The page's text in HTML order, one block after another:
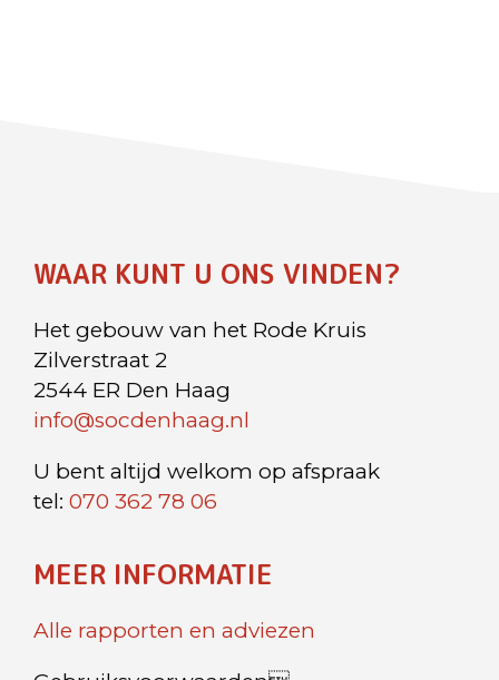
WAAR KUNT U ONS VINDEN?
Het gebouw van het Rode Kruis
Zilverstraat 2
2544 ER Den Haag
info@socdenhaag.nl
U bent altijd welkom op afspraak
tel: 070 362 78 06
MEER INFORMATIE
Alle rapporten en adviezen